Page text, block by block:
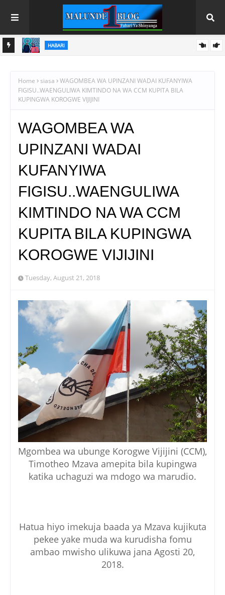
HABARI
Home siasa
WAGOMBEA WA UPINZANI WADAI KUFANYIWA
FIGISU..WAENGULIWA KIMTINDO NA WA CCM KUPITA BILA
KUPINGWA KOROGWE VIJIJINI
WAGOMBEA WA
UPINZANI WADAI
KUFANYIWA
FIGISU..WAENGULIWA
KIMTINDO NA WA CCM
KUPITA BILA KUPINGWA
KOROGWE VIJIJINI
Tuesday, August 21, 2018
Mgombea wa ubunge Korogwe Vijijini (CCM),
Timotheo Mzava amepita bila kupingwa
katika uchaguzi wa mdogo wa marudio.
Hatua hiyo imekuja baada ya Mzava kujikuta
pekee yake muda wa kurudisha fomu
ambao mwisho ulikuwa jana Agosti 20,
2018.